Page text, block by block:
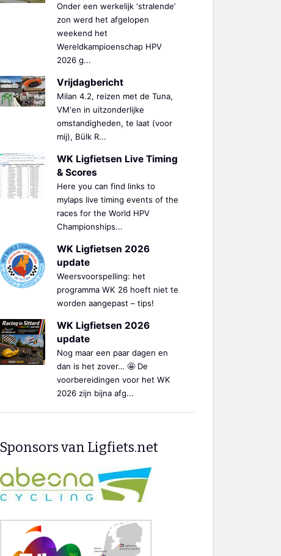
Onder een werkelijk ‘stralende’
zon werd het afgelopen
weekend het
Wereldkampioenschap HPV
2026 g...
Vrijdagbericht
Milan 4.2, reizen met de Tuna,
VM'en in uitzonderlijke
omstandigheden, te laat (voor
mij), Bülk R...
WK Ligfietsen Live Timing
& Scores
Here you can find links to
mylaps live timing events of the
races for the World HPV
Championships...
WK Ligfietsen 2026
update
Weersvoorspelling: het
programma WK 26 hoeft niet te
worden aangepast – tips!
WK Ligfietsen 2026
update
Nog maar een paar dagen en
dan is het zover… 🤩 De
voorbereidingen voor het WK
2026 zijn bijna afg...
Sponsors van Ligfiets.net